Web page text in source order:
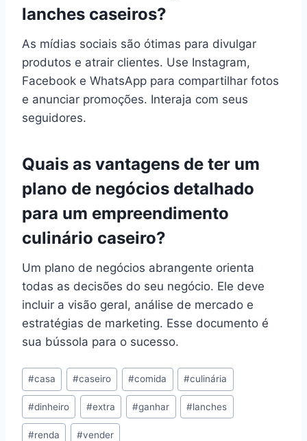
lanches caseiros?
As mídias sociais são ótimas para divulgar
produtos e atrair clientes. Use Instagram,
Facebook e WhatsApp para compartilhar fotos
e anunciar promoções. Interaja com seus
seguidores.
Quais as vantagens de ter um
plano de negócios detalhado
para um empreendimento
culinário caseiro?
Um plano de negócios abrangente orienta
todas as decisões do seu negócio. Ele deve
incluir a visão geral, análise de mercado e
estratégias de marketing. Esse documento é
sua bússola para o sucesso.
Tags
do
Post:
#casa #caseiro #comida #culinária
#dinheiro #extra #ganhar #lanches
#renda #vender